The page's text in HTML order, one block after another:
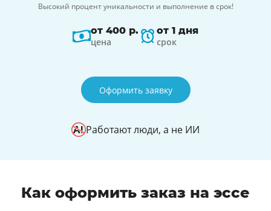
Высокий процент уникальности и выполнение в срок!
от 400 р.
цена
от 1 дня
срок
Оформить заявку
Работают люди, а не ИИ
Как оформить заказ на эссе